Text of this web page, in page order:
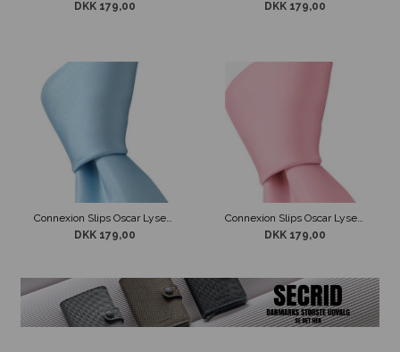
DKK 179,00
DKK 179,00
Connexion Slips Oscar Lyseblå 5cm
DKK 179,00
Connexion Slips Oscar Lyserød 5cm
DKK 179,00